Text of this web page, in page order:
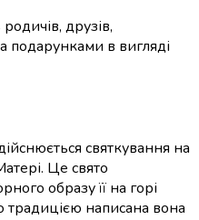
друзів,
подарунками в вигляді
святкування на
Це свято
образу її на горі
написана вона